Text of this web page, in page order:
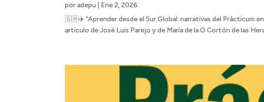
poradepu
Ene 2, 2026
🇬🇭✈️ "Aprender desde el Sur Global: narrativas del Prácticum
artículo de José Luis Parejo y de María de la O Cortón de las